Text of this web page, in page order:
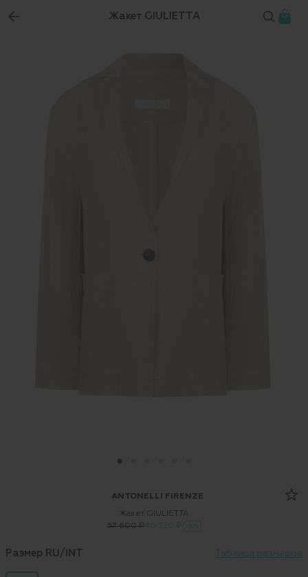
Жакет GIULIETTA
ANTONELLI FIRENZE
Жакет GIULIETTA
57 600 ₽40 320 ₽ -30%
Размер RU/INT Таблица размеров